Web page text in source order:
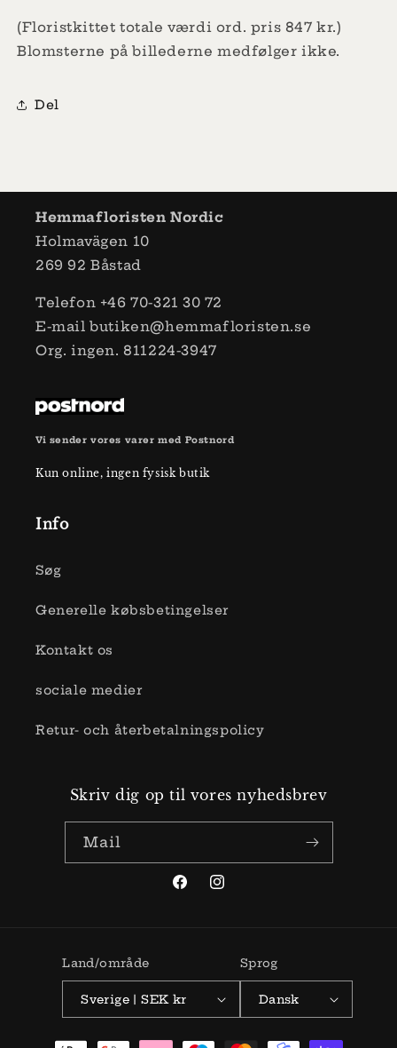
(Floristkittet totale værdi ord. pris 847 kr.)
Blomsterne på billederne medfølger ikke.
Del
Hemmafloristen Nordic
Holmavägen 10
269 ​​92 Båstad
Telefon +46 70-321 30 72
E-mail butiken@hemmafloristen.se
Org. ingen. 811224-3947
Vi sender vores varer med Postnord
Kun online, ingen fysisk butik
Info
Søg
Generelle købsbetingelser
Kontakt os
sociale medier
Retur- och återbetalningspolicy
Skriv dig op til vores nyhedsbrev
Mail
FacebookInstagram
Land/område
Sverige | SEK kr
Sprog
Dansk
Betalingsmetoder